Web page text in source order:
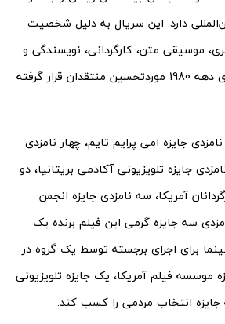
دارد. این سریال به دلیل شخصیت
موسیقی متن، کارگردانی، نویسندگی و
ادای احترام به فیلم های دهه 1980 موردتحسین منتقدان قرار گرفته
این سریال توانسته 39 نامزدی جایزه امی پرایم تایم، چهار نامزدی
جایزه تلویزیونی آکادمی بریتانیا، دو
آمریکا، سه نامزدی جایزه انجمن
سه جایزه گرمی این فیلم برنده یک
برای اجرای برجسته توسط یک گروه در
موسسه فیلم آمریکا، یک جایزه تلویزیونی
انتخاب مردمی را کسب کند.